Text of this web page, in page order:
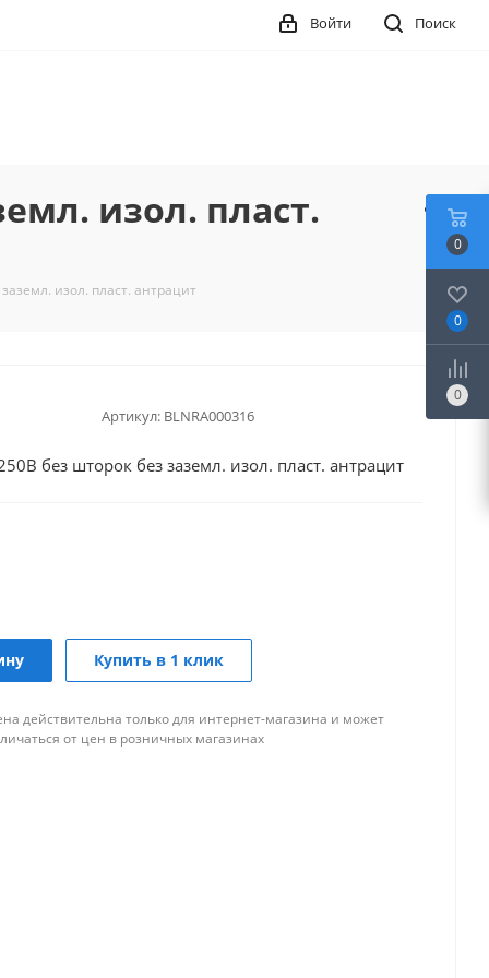
Поиск
Войти
изол. пласт.
изол. пласт. антрацит
Артикул: BLNRA000316
без шторок без заземл. изол. пласт. антрацит
Купить в 1 клик
действительна только для интернет-магазина и может
от цен в розничных магазинах
0
0
0